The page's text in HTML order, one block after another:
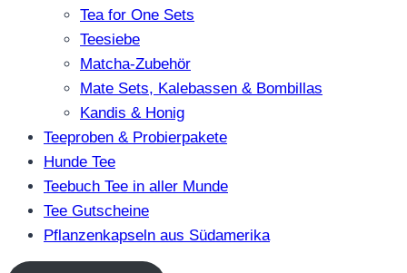
Tea for One Sets
Teesiebe
Matcha-Zubehör
Mate Sets, Kalebassen & Bombillas
Kandis & Honig
Teeproben & Probierpakete
Hunde Tee
Teebuch Tee in aller Munde
Tee Gutscheine
Pflanzenkapseln aus Südamerika